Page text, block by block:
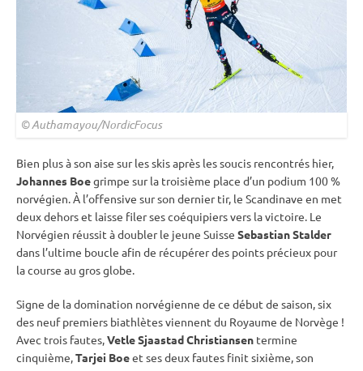
© Authamayou/NordicFocus
Bien plus à son aise sur les skis après les soucis rencontrés hier,
Johannes Boegrimpe sur la troisième place d’un podium 100 %
norvégien. À l’offensive sur son dernier tir, le Scandinave en met
deux dehors et laisse filer ses coéquipiers vers la victoire. Le
Norvégien réussit à doubler le jeune Suisse Sebastian Stalder
dans l’ultime boucle afin de récupérer des points précieux pour
la course au gros globe.
Signe de la domination norvégienne de ce début de saison, six
des neuf premiers biathlètes viennent du Royaume de Norvège !
Avec trois fautes,Vetle Sjaastad Christiansen termine
cinquième,Tarjei Boeet ses deux fautes finit sixième, son